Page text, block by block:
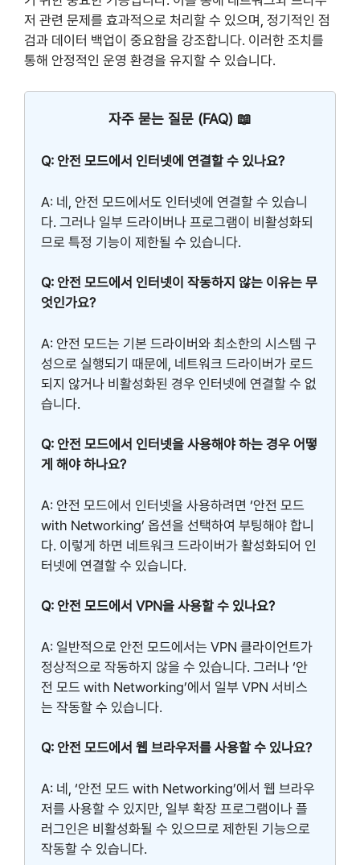
저 관련 문제를 효과적으로 처리할 수 있으며, 정기적인 점
검과 데이터 백업이 중요함을 강조합니다. 이러한 조치를
통해 안정적인 운영 환경을 유지할 수 있습니다.
자주 묻는 질문 (FAQ) 📖
Q: 안전 모드에서 인터넷에 연결할 수 있나요?
A: 네, 안전 모드에서도 인터넷에 연결할 수 있습니
다. 그러나 일부 드라이버나 프로그램이 비활성화되
므로 특정 기능이 제한될 수 있습니다.
Q: 안전 모드에서 인터넷이 작동하지 않는 이유는 무
엇인가요?
A: 안전 모드는 기본 드라이버와 최소한의 시스템 구
성으로 실행되기 때문에, 네트워크 드라이버가 로드
되지 않거나 비활성화된 경우 인터넷에 연결할 수 없
습니다.
Q: 안전 모드에서 인터넷을 사용해야 하는 경우 어떻
게 해야 하나요?
A: 안전 모드에서 인터넷을 사용하려면 ‘안전 모드
with Networking’ 옵션을 선택하여 부팅해야 합니
다. 이렇게 하면 네트워크 드라이버가 활성화되어 인
터넷에 연결할 수 있습니다.
Q: 안전 모드에서 VPN을 사용할 수 있나요?
A: 일반적으로 안전 모드에서는 VPN 클라이언트가
정상적으로 작동하지 않을 수 있습니다. 그러나 ‘안
전 모드 with Networking’에서 일부 VPN 서비스
는 작동할 수 있습니다.
Q: 안전 모드에서 웹 브라우저를 사용할 수 있나요?
A: 네, ‘안전 모드 with Networking’에서 웹 브라우
저를 사용할 수 있지만, 일부 확장 프로그램이나 플
러그인은 비활성화될 수 있으므로 제한된 기능으로
작동할 수 있습니다.